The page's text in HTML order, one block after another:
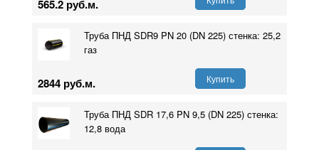
565.2 руб.м.
Труба ПНД SDR9 PN 20 (DN 225) стенка: 25,2
газ
2844 руб.м. Купить
Труба ПНД SDR 17,6 PN 9,5 (DN 225) стенка:
12,8 вода